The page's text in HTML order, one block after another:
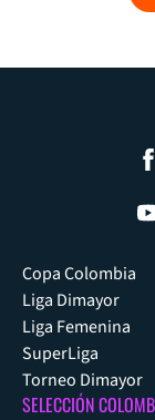
Copa Colombia
Liga Dimayor
Liga Femenina
SuperLiga
Torneo Dimayor
SELECCIÓN